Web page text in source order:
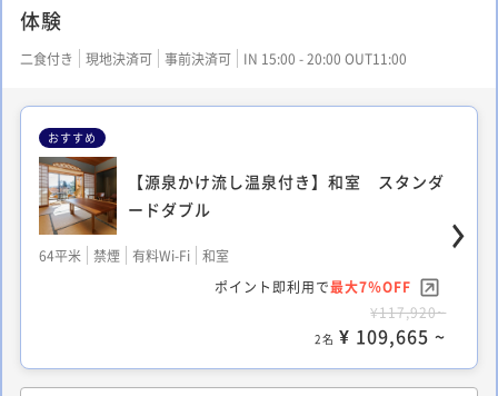
体験
二食付き 現地決済可 事前決済可 IN 15:00 - 20:00 OUT11:00
おすすめ
【源泉かけ流し温泉付き】和室 スタンダ
ードダブル
64平米 禁煙 有料Wi-Fi
和室
ポイント即利用で最大7％OFF
¥117,920~
2名 ¥ 109,665 ~